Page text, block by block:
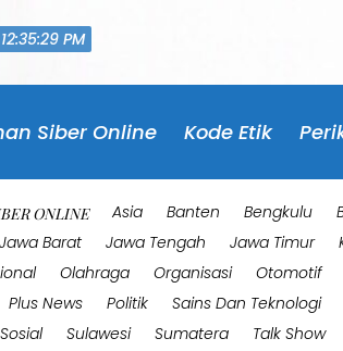
12:35:32 PM
Siber Online Kode Etik
ONLINE Asia Banten Bengkulu
Jawa Barat Jawa Tengah Jawa Timur
Olahraga Organisasi Otomotif
Plus News Politik Sains Dan Teknologi
Sosial Sulawesi Sumatera Talk Show